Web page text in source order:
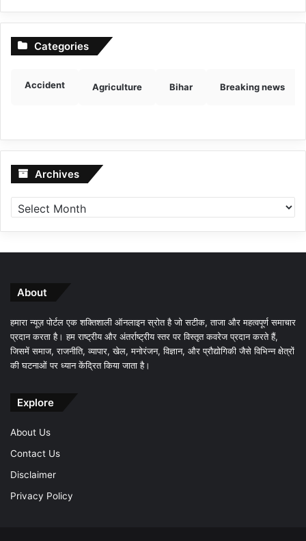
Categories
Accident Agriculture Bihar Breaking news
Archives Archives
About
हमारा न्यूज़ पोर्टल एक शक्तिशाली ऑनलाइन स्रोत है जो सटीक, ताजा और महत्वपूर्ण समाचार
प्रदान करता है। हम राष्ट्रीय और अंतर्राष्ट्रीय स्तर पर विस्तृत कवरेज प्रदान करते हैं,
जिसमें समाज, राजनीति, व्यापार, खेल, मनोरंजन, विज्ञान, और प्रौद्योगिकी जैसे विभिन्न क्षेत्रों
की घटनाओं पर ध्यान केंद्रित किया जाता है।
Explore
About Us
Contact Us
Disclaimer
Privacy Policy